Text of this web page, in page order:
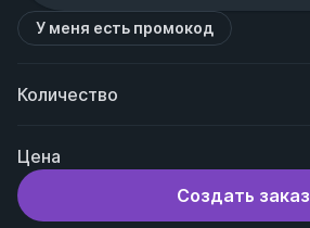
У меня есть промокод
Количество
Цена
Создать заказ